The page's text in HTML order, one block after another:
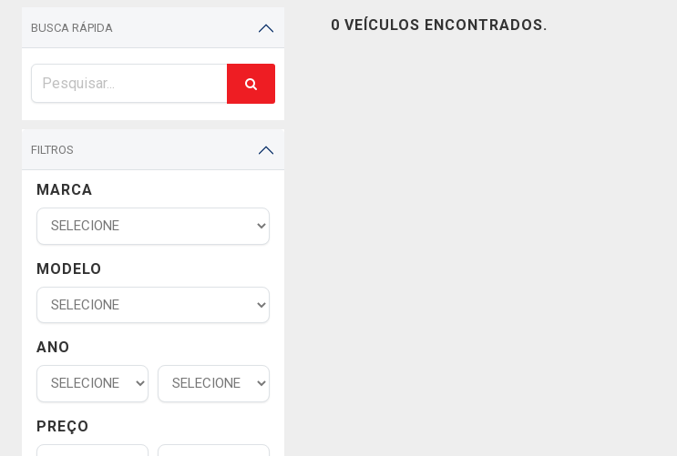
BUSCA RÁPIDA
FILTROS
MARCA
MODELO
ANO
PREÇO
0 VEÍCULOS ENCONTRADOS.